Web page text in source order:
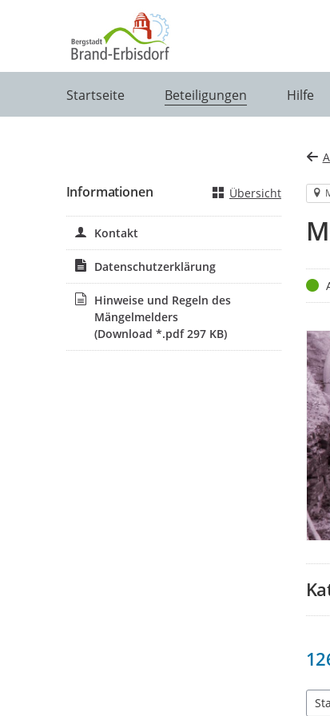
Startseite Beteiligungen Hilfe
Informationen Übersicht
Kontakt
Datenschutzerklärung
Hinweise und Regeln des
Mängelmelders
(Download *.pdf 297 KB)